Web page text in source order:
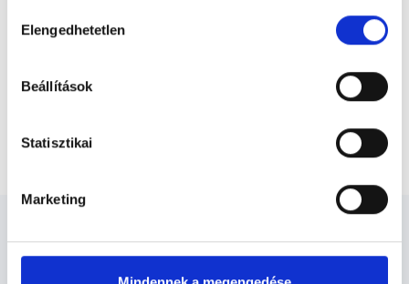
szabályzat:https://foglaljorvost.hu/info/foglaljorvost-
kiválasztása
Elengedhetetlen
Beállítások
Statisztikai
Marketing
szakorvosjelölt önállóan láthat el feladatokat. A foglaljorvost.hu
felelősségét kizárja esetleges névazonosságért bármely szakorvos
és szakorvosjelölt esetén.
Neurológus Budapest, I. kerület